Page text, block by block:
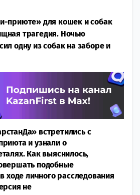
приюте» для кошек и собак
трагедия. Ночью
одну из собак на заборе и
встретились с
и узнали о
Как выяснилось,
подобные
ходе личного расследования
не